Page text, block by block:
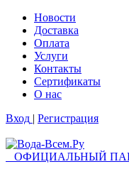
Новости
Доставка
Оплата
Услуги
Контакты
Cертификаты
О нас
Вход | Регистрация
ОФИЦИАЛЬНЫЙ